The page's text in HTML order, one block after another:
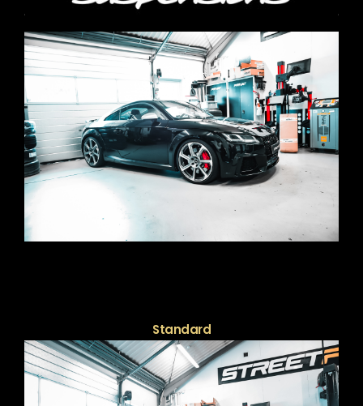
Standard